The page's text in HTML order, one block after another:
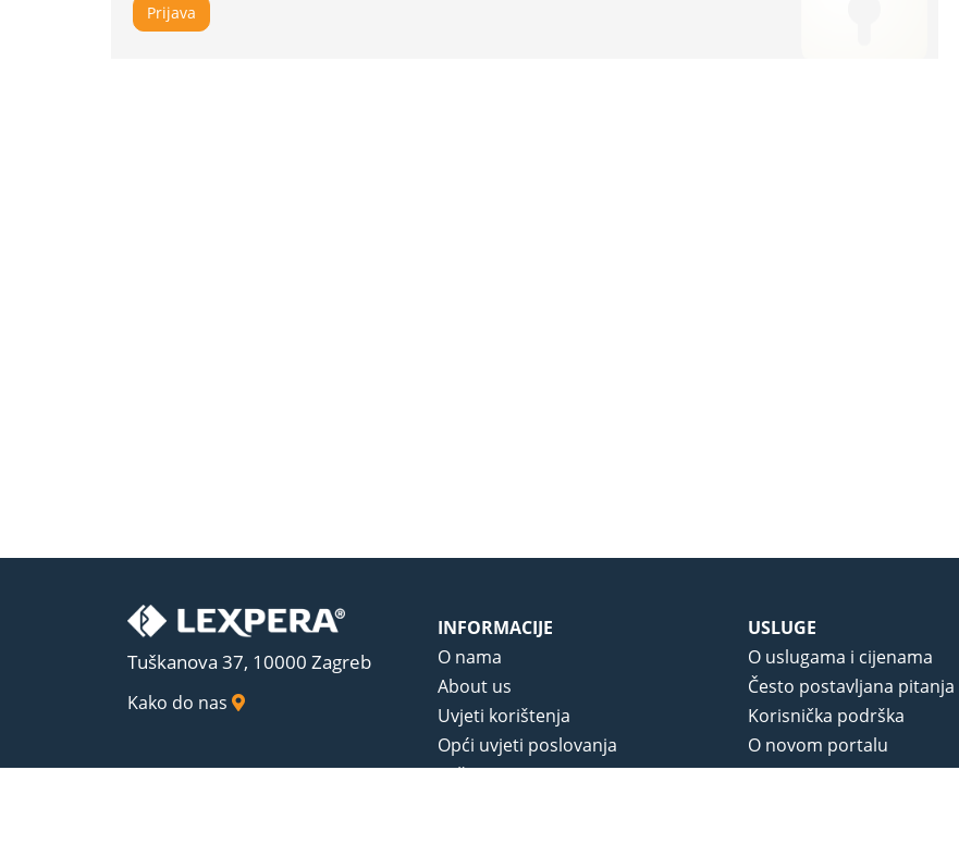
Prijava
Tuškanova 37, 10000 Zagreb
Kako do nas
INFORMACIJE
O nama
About us
Uvjeti korištenja
Opći uvjeti poslovanja
Zaštita privatnosti
USLUGE
O uslugama i cijenama
Često postavljana pitanja
Korisnička podrška
O novom portalu